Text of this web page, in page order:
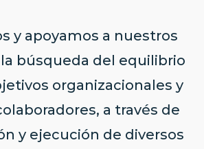
y apoyamos a nuestros
búsqueda del equilibrio
organizacionales y
a través de
y ejecución de diversos